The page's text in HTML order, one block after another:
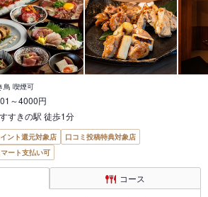
鳥 喫煙可
～4000円
すきの駅 徒歩1分
ント還元対象店
口コミ投稿特典対象店
ート支払い可
コース